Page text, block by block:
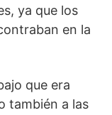
ya que los
en la
que era
también a las